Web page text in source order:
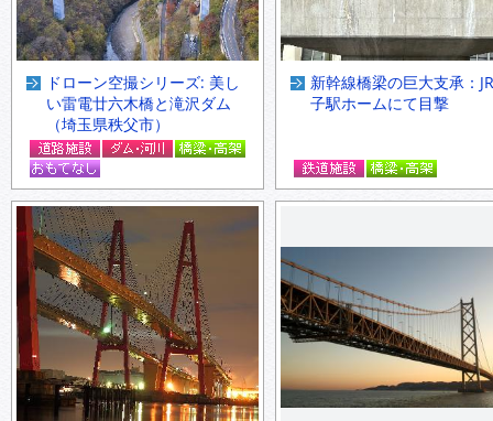
ドローン空撮シリーズ: 美し
い雷電廿六木橋と滝沢ダム
（埼玉県秩父市）
新幹線橋梁の巨大支承：
子駅ホームにて目撃